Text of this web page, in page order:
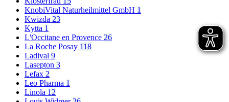
KnobiVital Naturheilmittel GmbH 1
Kwizda 23
Kytta 1
L'Occitane en Provence 26
La Roche Posay 118
Ladival 9
Lasepton 3
Lefax 2
Leo Pharma 1
Linola 12